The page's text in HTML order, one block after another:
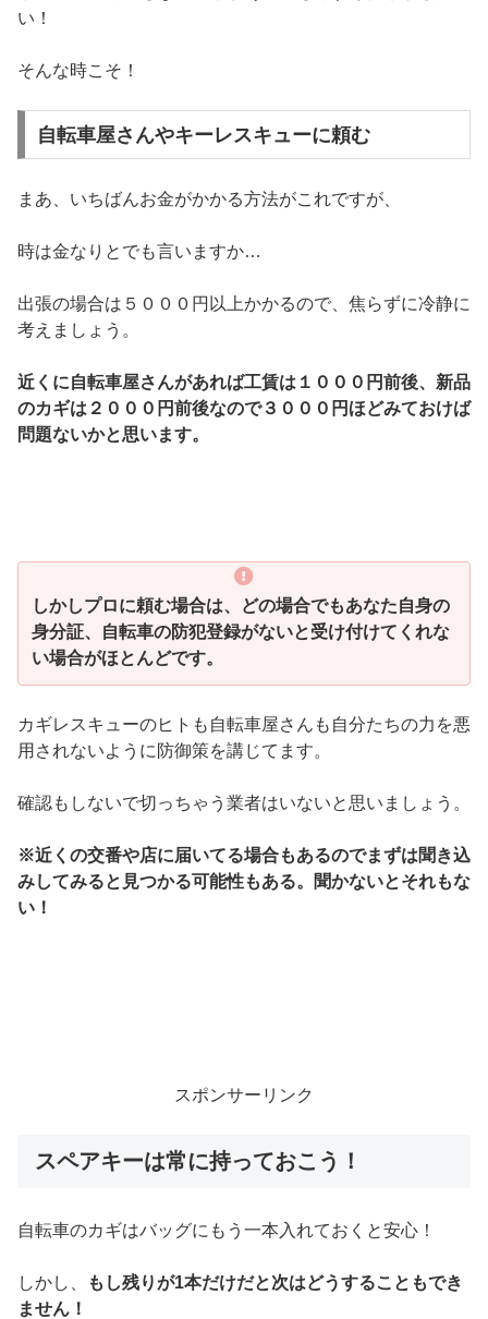
い！
そんな時こそ！
自転車屋さんやキーレスキューに頼む
まあ、いちばんお金がかかる方法がこれですが、
時は金なりとでも言いますか…
出張の場合は５０００円以上かかるので、焦らずに冷静に
考えましょう。
近くに自転車屋さんがあれば工賃は１０００円前後、新品
のカギは２０００円前後なので３０００円ほどみておけば
問題ないかと思います。
しかしプロに頼む場合は、どの場合でもあなた自身の
身分証、自転車の防犯登録がないと受け付けてくれな
い場合がほとんどです。
カギレスキューのヒトも自転車屋さんも自分たちの力を悪
用されないように防御策を講じてます。
確認もしないで切っちゃう業者はいないと思いましょう。
※近くの交番や店に届いてる場合もあるのでまずは聞き込
みしてみると見つかる可能性もある。聞かないとそれもな
い！
スポンサーリンク
スペアキーは常に持っておこう！
自転車のカギはバッグにもう一本入れておくと安心！
しかし、
もし残りが1本だけだと次はどうすることもでき
ません！